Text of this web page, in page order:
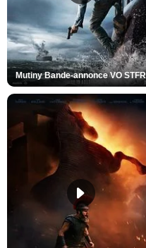
Mutiny Bande-annonce VO STFR